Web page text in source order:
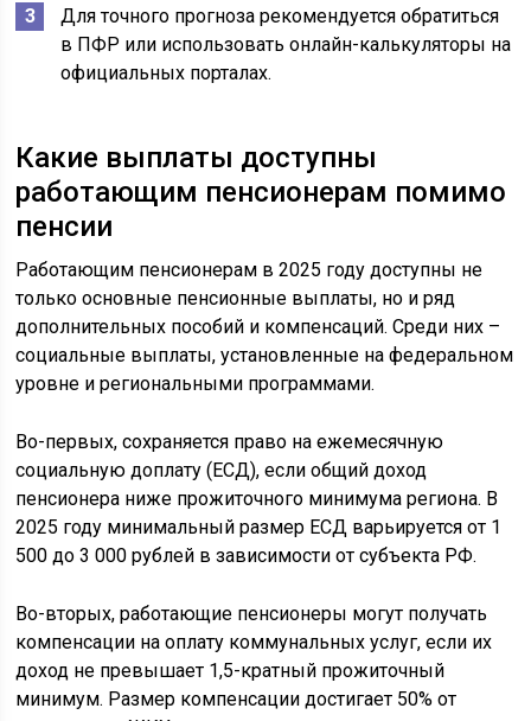
Для точного прогноза рекомендуется обратиться
в ПФР или использовать онлайн-калькуляторы на
официальных порталах.
Какие выплаты доступны
работающим пенсионерам помимо
пенсии
Работающим пенсионерам в 2025 году доступны не
только основные пенсионные выплаты, но и ряд
дополнительных пособий и компенсаций. Среди них –
социальные выплаты, установленные на федеральном
уровне и региональными программами.
Во-первых, сохраняется право на ежемесячную
социальную доплату (ЕСД), если общий доход
пенсионера ниже прожиточного минимума региона. В
2025 году минимальный размер ЕСД варьируется от 1
500 до 3 000 рублей в зависимости от субъекта РФ.
Во-вторых, работающие пенсионеры могут получать
компенсации на оплату коммунальных услуг, если их
доход не превышает 1,5-кратный прожиточный
минимум. Размер компенсации достигает 50% от